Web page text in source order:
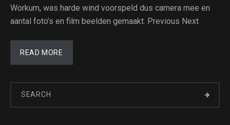
Workum, was harde wind voorspeld dus camera mee en
aantal foto’s en film beelden gemaakt. Previous Next
READ MORE